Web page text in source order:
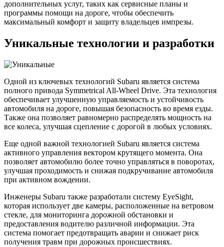
дополнительных услуг, таких как сервисные планы и
программы помощи на дороге, чтобы обеспечить
максимальный комфорт и защиту владельцев импрезы.
Уникальные технологии и разработки
Одной из ключевых технологий Subaru является система
полного привода Symmetrical All-Wheel Drive. Эта технология
обеспечивает улучшенную управляемость и устойчивость
автомобиля на дороге, повышая безопасность во время езды.
Также она позволяет равномерно распределять мощность на
все колеса, улучшая сцепление с дорогой в любых условиях.
Еще одной важной технологией Subaru является система
активного управления вектором крутящего момента. Она
позволяет автомобилю более точно управляться в поворотах,
улучшая проходимость и снижая подкручивание автомобиля
при активном вождении.
Инженеры Subaru также разработали систему EyeSight,
которая использует две камеры, расположенные на ветровом
стекле, для мониторинга дорожной обстановки и
предоставления водителю различной информации. Эта
система помогает предотвращать аварии и снижает риск
получения травм при дорожных происшествиях.